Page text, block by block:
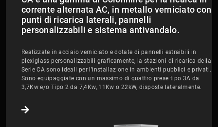
corrente alternata AC, in metallo verniciato con
punti di ricarica laterali, pannelli
personalizzabili e sistema antivandalo.
Realizzate in acciaio verniciato e dotate di pannelli estraibili in
plexiglass personalizzabili graficamente, la stazioni di ricarica della
Serie CA sono ideali per l’installazione in ambienti pubblici e privati.
Sono equipaggiate con un massimo di quattro prese tipo 3A da
3,7Kw e/o Tipo 2 da 7,4Kw, 11Kw o 22kW, disposte lateralmente.